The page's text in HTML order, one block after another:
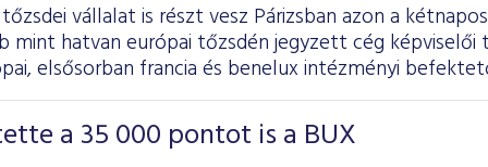
vállalat is részt vesz Párizsban azon a
mint hatvan európai tőzsdén jegyzett cég képviselői
elsősorban francia és benelux intézményi
a 35 000 pontot is a BUX